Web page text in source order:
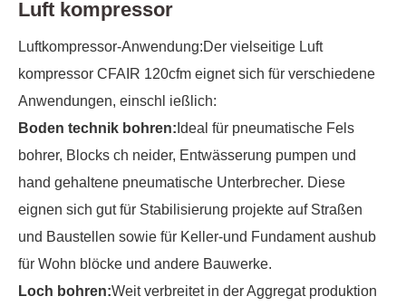
Luft kompressor
Luftkompressor-Anwendung:Der vielseitige Luft
kompressor CFAIR 120cfm eignet sich für verschiedene
Anwendungen, einschl ießlich:
Boden technik bohren: Ideal für pneumatische Fels
bohrer, Blocks ch neider, Entwässerung pumpen und
hand gehaltene pneumatische Unterbrecher. Diese
eignen sich gut für Stabilisierung projekte auf Straßen
und Baustellen sowie für Keller-und Fundament aushub
für Wohn blöcke und andere Bauwerke.
Loch bohren:Weit verbreitet in der Aggregat produktion